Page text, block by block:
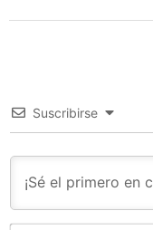
Suscribirse